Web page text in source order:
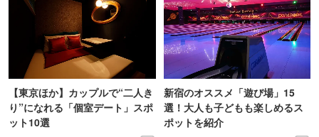
【東京ほか】カップルで“二人き
り”になれる「個室デート」スポ
ット10選
新宿のオススメ「遊び場」15
選！大人も子どもも楽しめるス
ポットを紹介